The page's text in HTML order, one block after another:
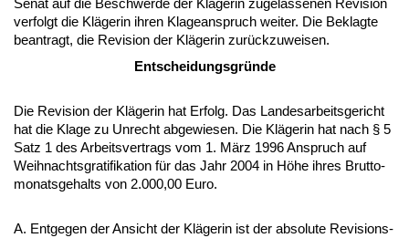
Se­nat auf die Be­schwer­de der Kläge­rin zu­ge­las­se­nen Re­vi­si­on
ver­folgt die Kläge­rin ih­ren Kla­ge­an­spruch wei­ter. Die Be­klag­te
be­an­tragt, die Re­vi­si­on der Kläge­rin zurück­zu­wei­sen.
Ent­schei­dungs­gründe
Die Re­vi­si­on der Kläge­rin hat Er­folg. Das Lan­des­ar­beits­ge­richt
hat die Kla­ge zu Un­recht ab­ge­wie­sen. Die Kläge­rin hat nach § 5
Satz 1 des Ar­beits­ver­trags vom 1. März 1996 An­spruch auf
Weih­nachts­gra­ti­fi­ka­ti­on für das Jahr 2004 in Höhe ih­res Brut­to­
mo­nats­ge­halts von 2.000,00 Eu­ro.
A. Ent­ge­gen der An­sicht der Kläge­rin ist der ab­so­lu­te Re­vi­si­ons­